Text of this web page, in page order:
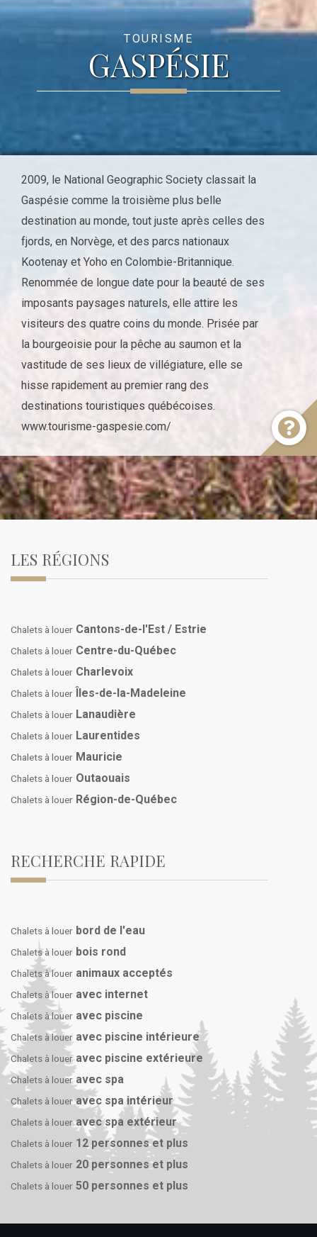
TOURISME
GASPÉSIE
2009, le National Geographic Society classait la
Gaspésie comme la troisième plus belle
destination au monde, tout juste après celles des
fjords, en Norvège, et des parcs nationaux
Kootenay et Yoho en Colombie-Britannique.
Renommée de longue date pour la beauté de ses
imposants paysages naturels, elle attire les
visiteurs des quatre coins du monde. Prisée par
la bourgeoisie pour la pêche au saumon et la
vastitude de ses lieux de villégiature, elle se
hisse rapidement au premier rang des
destinations touristiques québécoises.
www.tourisme-gaspesie.com/
LES RÉGIONS
Chalets à louer Cantons-de-l'Est / Estrie
Chalets à louer Centre-du-Québec
Chalets à louer Charlevoix
Chalets à louer Îles-de-la-Madeleine
Chalets à louer Lanaudière
Chalets à louer Laurentides
Chalets à louer Mauricie
Chalets à louer Outaouais
Chalets à louer Région-de-Québec
RECHERCHE RAPIDE
Chalets à louer bord de l'eau
Chalets à louer bois rond
Chalets à louer animaux acceptés
Chalets à louer avec internet
Chalets à louer avec piscine
Chalets à louer avec piscine intérieure
Chalets à louer avec piscine extérieure
Chalets à louer avec spa
Chalets à louer avec spa intérieur
Chalets à louer avec spa extérieur
Chalets à louer 12 personnes et plus
Chalets à louer 20 personnes et plus
Chalets à louer 50 personnes et plus